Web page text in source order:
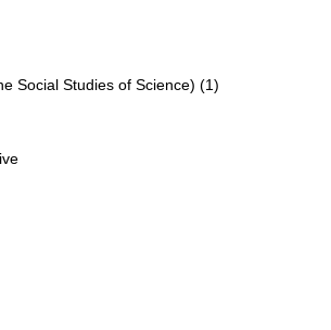
Social Studies of Science) (1)